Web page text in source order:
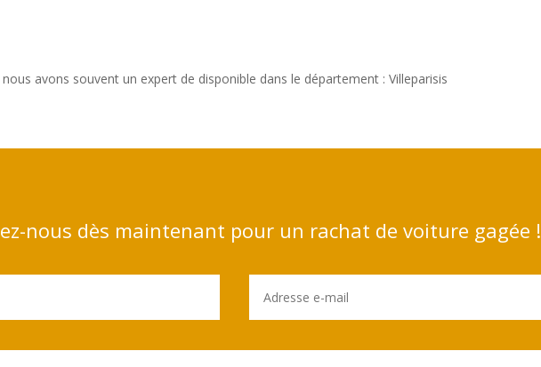
avons souvent un expert de disponible dans le département : Villeparisis
nous dès maintenant pour un rachat de voiture gagée !